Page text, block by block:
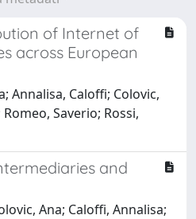
of Internet of
across European
Annalisa, Caloffi; Colovic,
Saverio; Rossi,
and
Ana; Caloffi, Annalisa;